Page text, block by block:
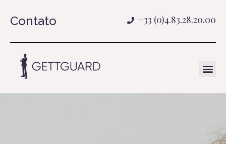
Contato +33 (0)4.83.28.20.00